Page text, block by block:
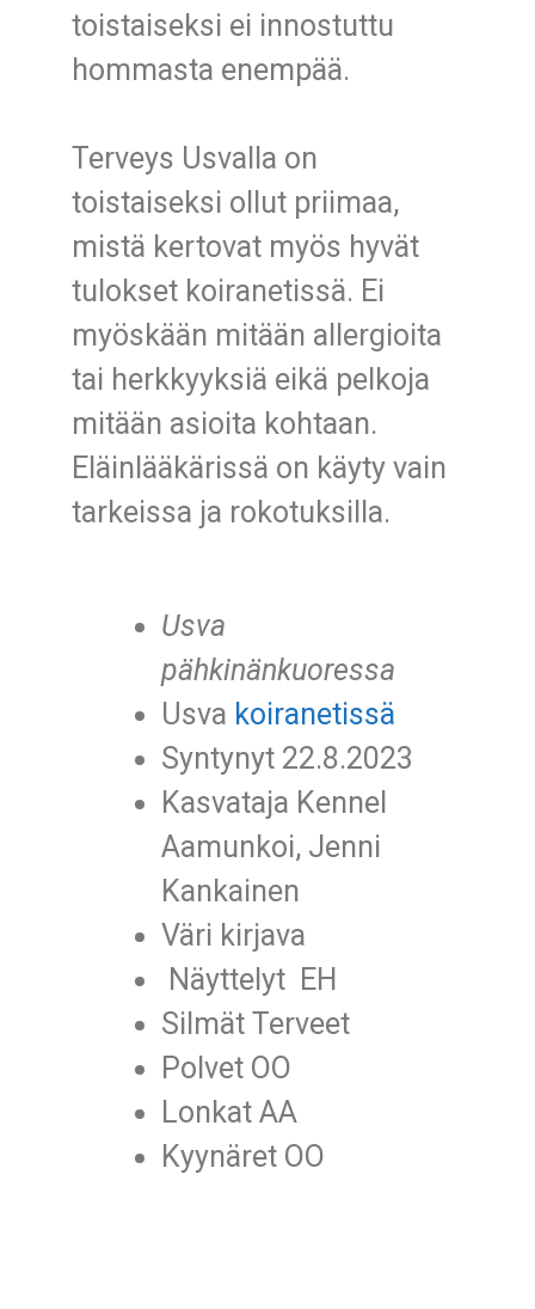
toistaiseksi ei innostuttu
hommasta enempää.
Terveys Usvalla on
toistaiseksi ollut priimaa,
mistä kertovat myös hyvät
tulokset koiranetissä. Ei
myöskään mitään allergioita
tai herkkyyksiä eikä pelkoja
mitään asioita kohtaan.
Eläinlääkärissä on käyty vain
tarkeissa ja rokotuksilla.
Usva
pähkinänkuoressa
Usva koiranetissä
Syntynyt 22.8.2023
Kasvataja Kennel
Aamunkoi, Jenni
Kankainen
Väri kirjava
Näyttelyt EH
Silmät Terveet
Polvet OO
Lonkat AA
Kyynäret OO